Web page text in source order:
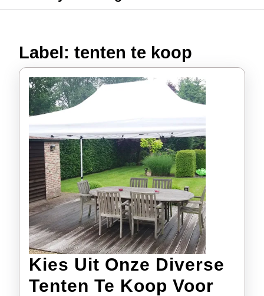
Label: tenten te koop
Kies Uit Onze Diverse
Tenten Te Koop Voor